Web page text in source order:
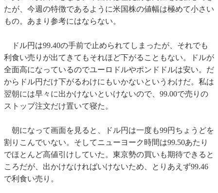
たが、今週の特徴であるように米国株の値幅は極めて小さい
もの。あまり参考にはならない。
ドル円は99.40の手前で止められてしまったが、それでも
利食い売りが出てきてもそれほど下がることもない。ドルが
全面高になっているのでユーロドルやポンドドルは安い。だ
からドル円だけ下がるわけにもいかないというわけだ。私は
翌朝には早々に出かけないといけないので、99.00で売りの
ストップ注文だけ置いて寝た。
朝になって画面を見ると、ドル円は一度も99円ちょうどを
割りこんでいない。そしてニューヨーク時間は99.50あたり
でほとんど高値引けしていた。東京勢の買いも期待できると
ころだが、出かけなければいけないため、とりあえず99.46
で利食い売り。